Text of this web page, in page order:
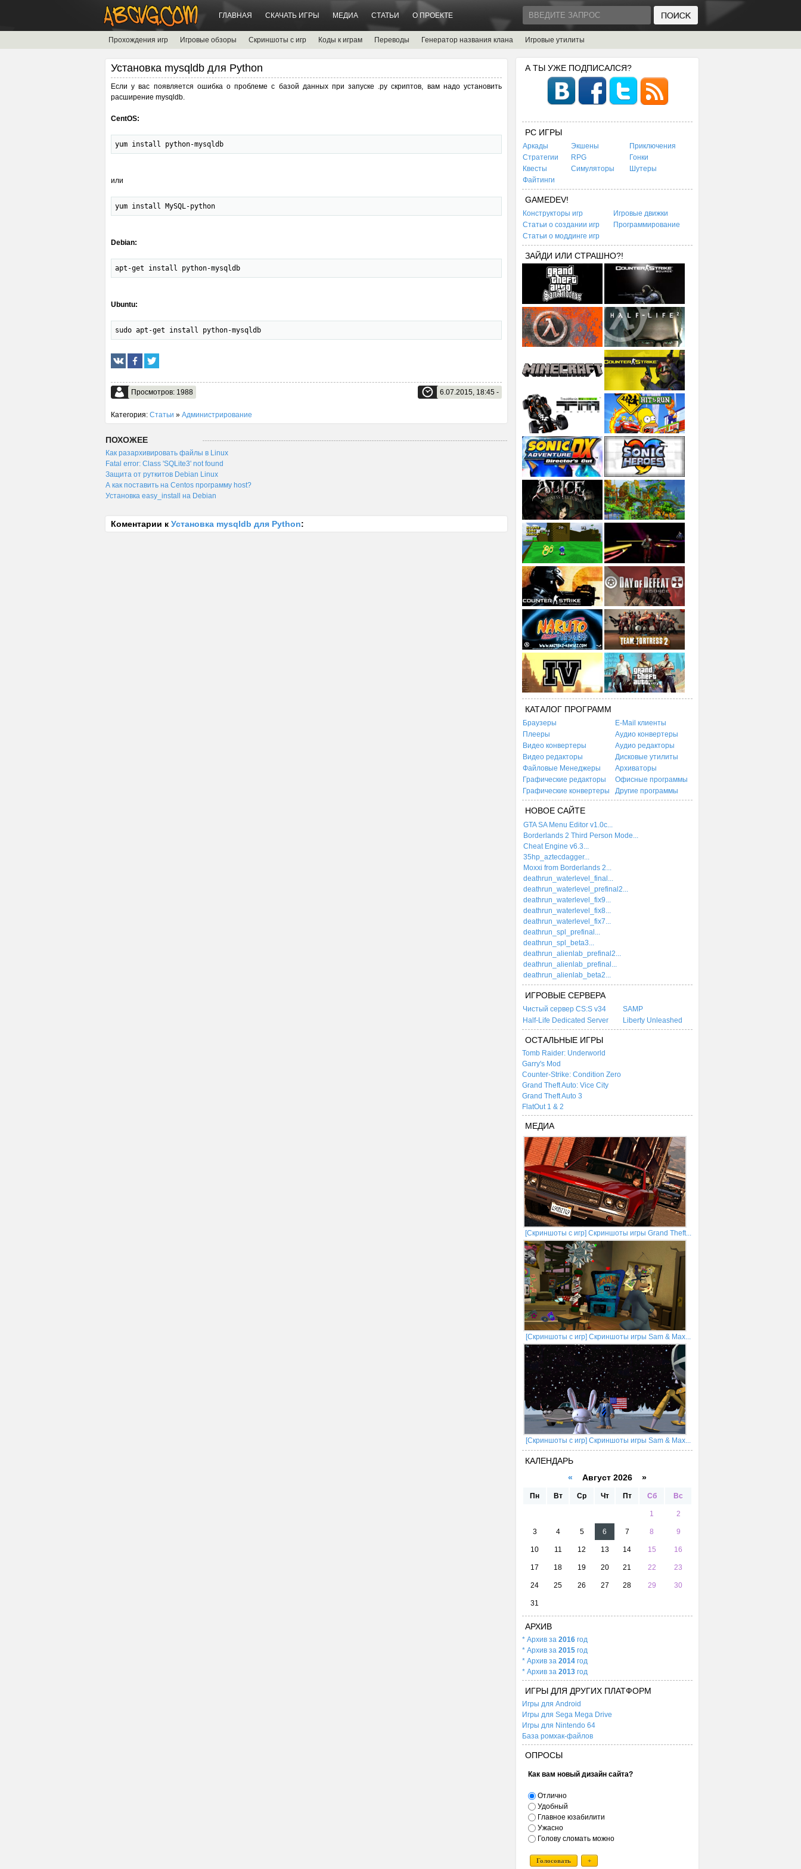
ГЛАВНАЯ СКАЧАТЬ ИГРЫ МЕДИА СТАТЬИ О ПРОЕКТЕ
Прохождения игр Игровые обзоры Скриншоты с игр Коды к играм Переводы Генератор названия клана Игровые утилиты
Установка mysqldb для Python
Если у вас появляется ошибка о проблеме с базой данных при запуске .py скриптов, вам надо установить
расширение mysqldb.
CentOS:
yum install python-mysqldb
или
yum install MySQL-python
Debian:
apt-get install python-mysqldb
Ubuntu:
sudo apt-get install python-mysqldb
Просмотров: 1988 6.07.2015, 18:45 -
Категория: Статьи » Администрирование
ПОХОЖЕЕ
Как разархивировать файлы в Linux
Fatal error: Class 'SQLite3' not found
Защита от руткитов Debian Linux
А как поставить на Centos программу host?
Установка easy_install на Debian
Коментарии к Установка mysqldb для Python:
А ТЫ УЖЕ ПОДПИСАЛСЯ?
PC ИГРЫ
Аркады Экшены
Приключения
Стратегии
RPG
Гонки
Квесты
Симуляторы
Шутеры
Файтинги
GAMEDEV!
Конструкторы игр
Игровые движки
Статьи о создании игр
Программирование
Статьи о моддинге игр
ЗАЙДИ ИЛИ СТРАШНО?!
КАТАЛОГ ПРОГРАММ
Браузеры
E-Mail клиенты
Плееры
Аудио конвертеры
Видео конвертеры
Аудио редакторы
Видео редакторы
Дисковые утилиты
Файловые Менеджеры
Архиваторы
Графические редакторы
Офисные программы
Графические конвертеры
Другие программы
НОВОЕ САЙТЕ
GTA SA Menu Editor v1.0c...
Borderlands 2 Third Person Mode...
Cheat Engine v6.3...
35hp_aztecdagger...
Moxxi from Borderlands 2...
deathrun_waterlevel_final...
deathrun_waterlevel_prefinal2...
deathrun_waterlevel_fix9...
deathrun_waterlevel_fix8...
deathrun_waterlevel_fix7...
deathrun_spl_prefinal...
deathrun_spl_beta3...
deathrun_alienlab_prefinal2...
deathrun_alienlab_prefinal...
deathrun_alienlab_beta2...
ИГРОВЫЕ СЕРВЕРА
Чистый сервер CS:S v34
SAMP
Half-Life Dedicated Server
Liberty Unleashed
ОСТАЛЬНЫЕ ИГРЫ
Tomb Raider: Underworld
Garry's Mod
Counter-Strike: Condition Zero
Grand Theft Auto: Vice City
Grand Theft Auto 3
FlatOut 1 & 2
МЕДИА
[Скриншоты с игр] Скриншоты игры Grand Theft...
[Скриншоты с игр] Скриншоты игры Sam & Max...
[Скриншоты с игр] Скриншоты игры Sam & Max...
КАЛЕНДАРЬ
« Август 2026 »
Пн Вт Ср Чт Пт Сб Вс
1 2
3 4 5 6 7 8 9
10 11 12 13 14 15 16
17 18 19 20 21 22 23
24 25 26 27 28 29 30
31
АРХИВ
* Архив за 2016 год
* Архив за 2015 год
* Архив за 2014 год
* Архив за 2013 год
ИГРЫ ДЛЯ ДРУГИХ ПЛАТФОРМ
Игры для Android
Игры для Sega Mega Drive
Игры для Nintendo 64
База ромхак-файлов
ОПРОСЫ
Как вам новый дизайн сайта?
Отлично
Удобный
Главное юзабилити
Ужасно
Голову сломать можно
Голосовать +